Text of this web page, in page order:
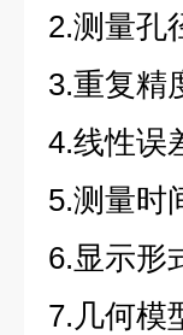
2.测量孔
3.重复精
4.线性误
5.测量时
6.显示形
7.几何模